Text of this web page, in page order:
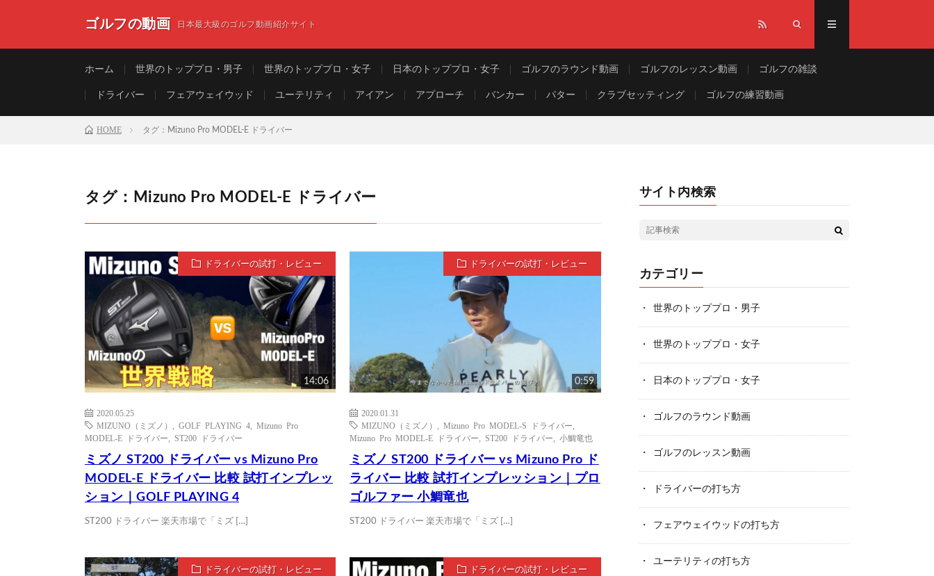
ゴルフの動画 日本最大級のゴルフ動画紹介サイト
ホーム 世界のトッププロ・男子 世界のトッププロ・女子 日本のトッププロ・女子 ゴルフのラウンド動画 ゴルフのレッスン動画 ゴルフの雑談
ドライバー フェアウェイウッド ユーテリティ アイアン アプローチ バンカー パター クラブセッティング ゴルフの練習動画
HOME タグ：Mizuno Pro MODEL-E ドライバー
タグ：Mizuno Pro MODEL-E ドライバー
ドライバーの試打・レビュー
14:06
2020.05.25
MIZUNO（ミズノ）
GOLF PLAYING 4
Mizuno Pro
MODEL-E ドライバー
ST200 ドライバー
ミズノ ST200 ドライバー vs Mizuno Pro
MODEL-E ドライバー 比較 試打インプレッ
ション｜GOLF PLAYING 4
ST200 ドライバー 楽天市場で「ミズ […]
ドライバーの試打・レビュー
0:59
2020.01.31
MIZUNO（ミズノ）
,Mizuno Pro MODEL-S ドライバー
Mizuno Pro MODEL-E ドライバー
ST200 ドライバー ,小鯛竜也
ミズノ ST200 ドライバー vs Mizuno Pro ド
ライバー 比較 試打インプレッション｜プロ
ゴルファー 小鯛竜也
ST200 ドライバー 楽天市場で「ミズ […]
ドライバーの試打・レビュー ドライバーの試打・レビュー
サイト内検索
カテゴリー
世界のトッププロ・男子
世界のトッププロ・女子
日本のトッププロ・女子
ゴルフのラウンド動画
ゴルフのレッスン動画
ドライバーの打ち方
フェアウェイウッドの打ち方
ユーテリティの打ち方